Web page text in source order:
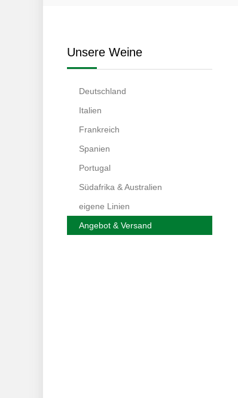
Unsere Weine
Deutschland
Italien
Frankreich
Spanien
Portugal
Südafrika & Australien
eigene Linien
Angebot & Versand